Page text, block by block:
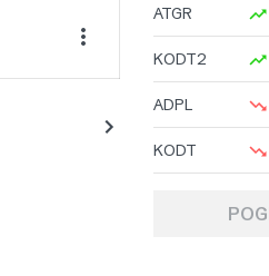
ATGR
KODT2
ADPL
KODT